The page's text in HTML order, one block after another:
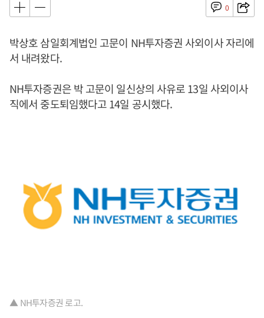
0
박상호 삼일회계법인 고문이 NH투자증권 사외이사 자리에
서 내려왔다.
NH투자증권은 박 고문이 일신상의 사유로 13일 사외이사
직에서 중도퇴임했다고 14일 공시했다.
▲ NH투자증권 로고.